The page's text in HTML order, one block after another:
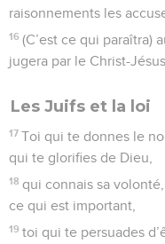
raisonnements les
16 (C’est ce qui paraîtra)
jugera par le Christ-
Les Juifs et la loi
17 Toi qui te donnes le
qui te glorifies de Dieu,
18 qui connais sa
ce qui est important,
19 toi qui te persuades